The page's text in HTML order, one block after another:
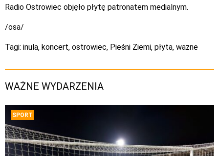
Radio Ostrowiec objęło płytę patronatem medialnym.
/osa/
Tagi: inula, koncert, ostrowiec, Pieśni Ziemi, płyta, wazne
WAŻNE WYDARZENIA
SPORT